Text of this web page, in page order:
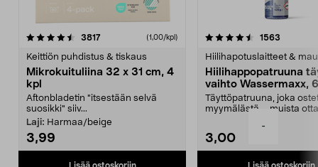
-
3817arvostelut (1,00/kpl)
Keittiön puhdistus & tiskaus
Mikrokuituliina 32 x 31 cm, 4
kpl
Aftonbladetin "itsestään selvä
suosikki" siiv...
Laji: Harmaa/beige
3,99
Lisää ostoskoriin
4.5viidestä
1563
Hiilihapotuslaitteet &
Hiilihappopatruuna
vaihto Wassermaxx,
Täyttöpatruuna, joka
myymälästä – muista
3,00
Lisää ostoskoriin
4.5viidestä